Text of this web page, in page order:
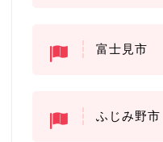
富士見市
ふじみ野市